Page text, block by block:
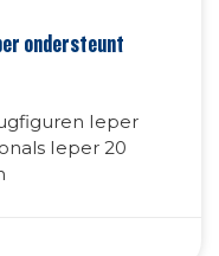
ondersteunt
Ieper
Ieper 20